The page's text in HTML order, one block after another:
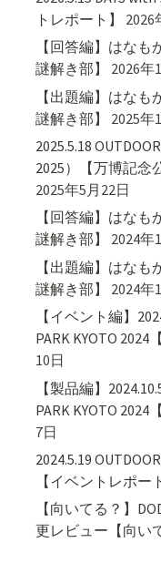
トレポート】
2026
【回答編】はな
謎解き部】
2026年
【出題編】はな
謎解き部】
2025年
2025.5.18
2025）【万博記念
2025年5月22日
【回答編】はな
謎解き部】
2024年
【出題編】はな
謎解き部】
2024年
【イベント編】
PARK KYOTO 2024
10日
【製品編】
PARK KYOTO 2024
7日
2024.5.19
【イベントレポー
【向いてる？】
更レビュー【向い